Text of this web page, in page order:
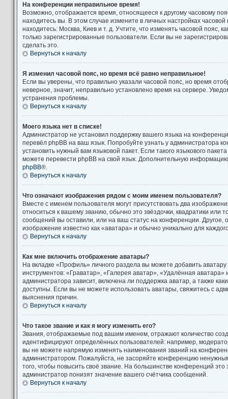
На конференции неправильное время!
Возможно, отображается время, относящееся к другому часовому
находитесь вы. В этом случае измените в личных настройках часовой
находитесь: Москва, Киев и т. д. Учтите, что изменять часовой пояс,
только зарегистрированные пользователи. Если вы не
сделать это.
Вернуться к началу
Я изменил часовой пояс, но время всё равно неправильное!
Если вы уверены, что правильно указали часовой пояс, но время
неверное, значит, неправильно установлено время на сервере.
устранения проблемы.
Вернуться к началу
Моего языка нет в списке!
Администратор не установил поддержку вашего языка на
перевёл phpBB на ваш язык. Попробуйте узнать у администратора
установить нужный вам языковой пакет. Если такого языкового
можете перевести phpBB на свой язык. Дополнительную
phpBB®.
Вернуться к началу
Что означают изображения рядом с моим именем пользователя?
Вместе с именем пользователя могут присутствовать два
относиться к вашему званию, обычно это звёздочки, квадратики или
сообщений вы оставили, или на ваш статус на конференции. Другое,
изображение известно как «аватара» и обычно уникально для
Вернуться к началу
Как мне включить отображение аватары?
На вкладке «Профиль» личного раздела вы можете добавить
инструментов: «Граватар», «Галерея аватар», «Удалённая
администратора зависит, включена ли поддержка аватар, а также
доступны. Если вы не можете использовать аватары, свяжитесь с
выяснения причин.
Вернуться к началу
Что такое звание и как я могу изменить его?
Звания, отображаемые под вашим именем, отражают количество
идентифицируют определённых пользователей: например,
вы не можете напрямую изменять наименования званий на
администратором. Пожалуйста, не засоряйте конференцию
того, чтобы повысить своё звание. На большинстве конференций
администратор понизят значение вашего счётчика сообщений.
Вернуться к началу